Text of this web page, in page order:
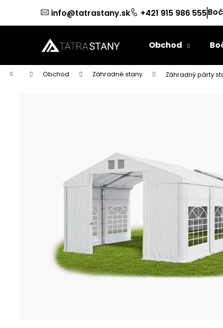
info@tatrastany.sk +421 915 986 555
Obchod
Domov Obchod Záhradné stany Záhradný párty
š
Späť
obchodu
Späť
obchodu